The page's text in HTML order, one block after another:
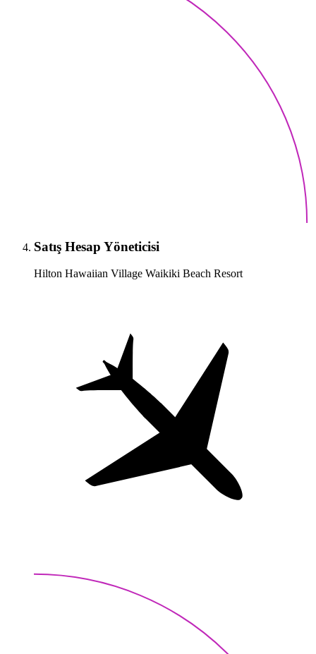
Satış Hesap Yöneticisi
Hilton Hawaiian Village Waikiki Beach Resort